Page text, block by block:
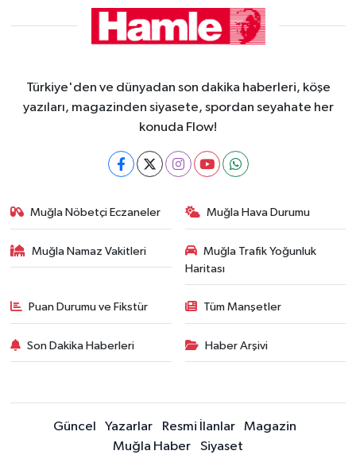
Türkiye'den ve dünyadan son dakika haberleri, köşe
yazıları, magazinden siyasete, spordan seyahate her
konuda Flow!
Muğla Nöbetçi Eczaneler Muğla Hava Durumu
Muğla Namaz Vakitleri
Muğla Trafik Yoğunluk
Haritası
Puan Durumu ve Fikstür Tüm Manşetler
Son Dakika Haberleri Haber Arşivi
Güncel Yazarlar Resmi İlanlar
Magazin
Muğla Haber
Siyaset